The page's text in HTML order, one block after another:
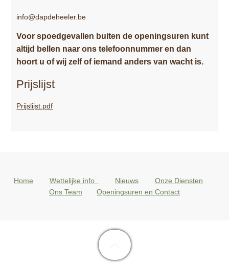
info@dapdeheeler.be
Voor spoedgevallen buiten de openingsuren kunt
altijd bellen naar ons telefoonnummer en dan
hoort u of wij zelf of iemand anders van wacht is.
Prijslijst
Prijslijst.pdf
Home Wettelijke info Nieuws
Onze Diensten
Ons Team
Openingsuren en Contact